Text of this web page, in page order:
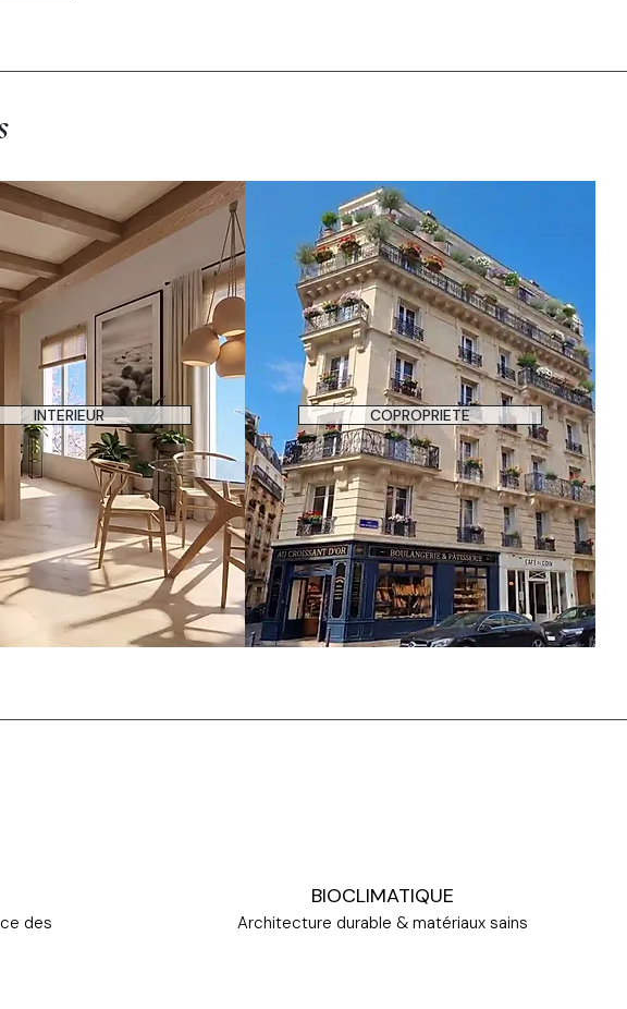
INTERIEUR COPROPRIETE
des
BIOCLIMATIQUE
Architecture durable & matériaux sains